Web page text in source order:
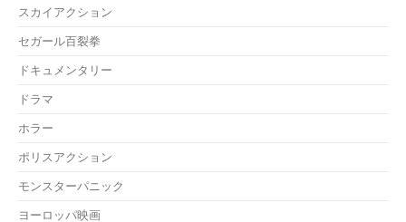
スカイアクション
セガール百裂拳
ドキュメンタリー
ドラマ
ホラー
ポリスアクション
モンスターパニック
ヨーロッパ映画